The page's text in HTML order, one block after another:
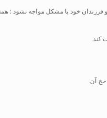
و فرزندان خود با مشکل مواجه نشود
کند.
حج آن.